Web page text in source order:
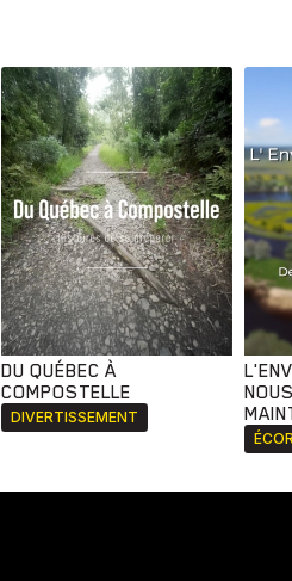
DU QUÉBEC À
COMPOSTELLE
DIVERTISSEMENT